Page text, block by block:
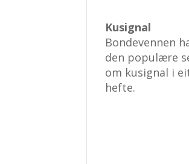
Kusignal
Bondevennen
den populære
om kusignal i
hefte.